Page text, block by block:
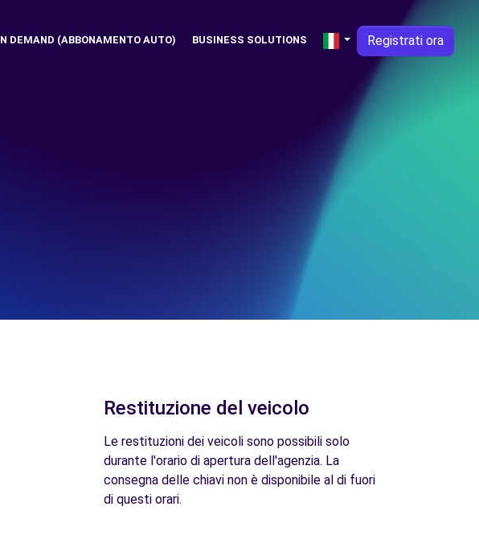
DEMAND (ABBONAMENTO AUTO) BUSINESS SOLUTIONS Registrati ora
Restituzione del veicolo
Le restituzioni dei veicoli sono possibili solo
durante l'orario di apertura dell'agenzia. La
consegna delle chiavi non è disponibile al di fuori
di questi orari.